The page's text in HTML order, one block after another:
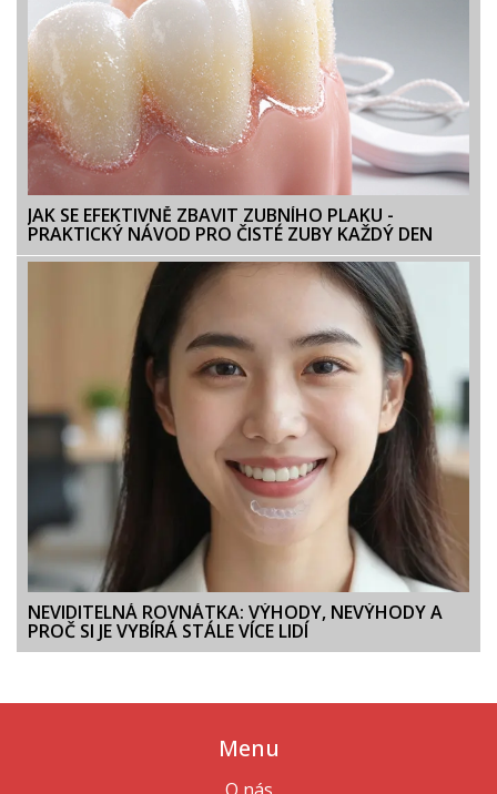
JAK SE EFEKTIVNĚ ZBAVIT ZUBNÍHO PLAKU -
PRAKTICKÝ NÁVOD PRO ČISTÉ ZUBY KAŽDÝ DEN
NEVIDITELNÁ ROVNÁTKA: VÝHODY, NEVÝHODY A
PROČ SI JE VYBÍRÁ STÁLE VÍCE LIDÍ
Menu